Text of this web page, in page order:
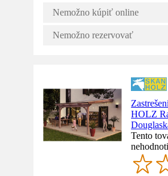
Nemožno kúpiť online
Nemožno rezervovať
HOLZ
Tento